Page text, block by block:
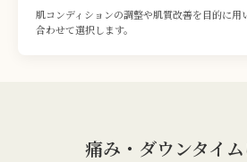
肌コンディションの調整や肌質改善を目的に用
合わせて選択します。
痛み・ダウンタイ